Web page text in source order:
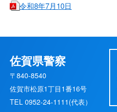
令和8年7月10日
佐賀県警察
〒840-8540
佐賀市松原1丁目1番16号
TEL 0952-24-1111(代表）